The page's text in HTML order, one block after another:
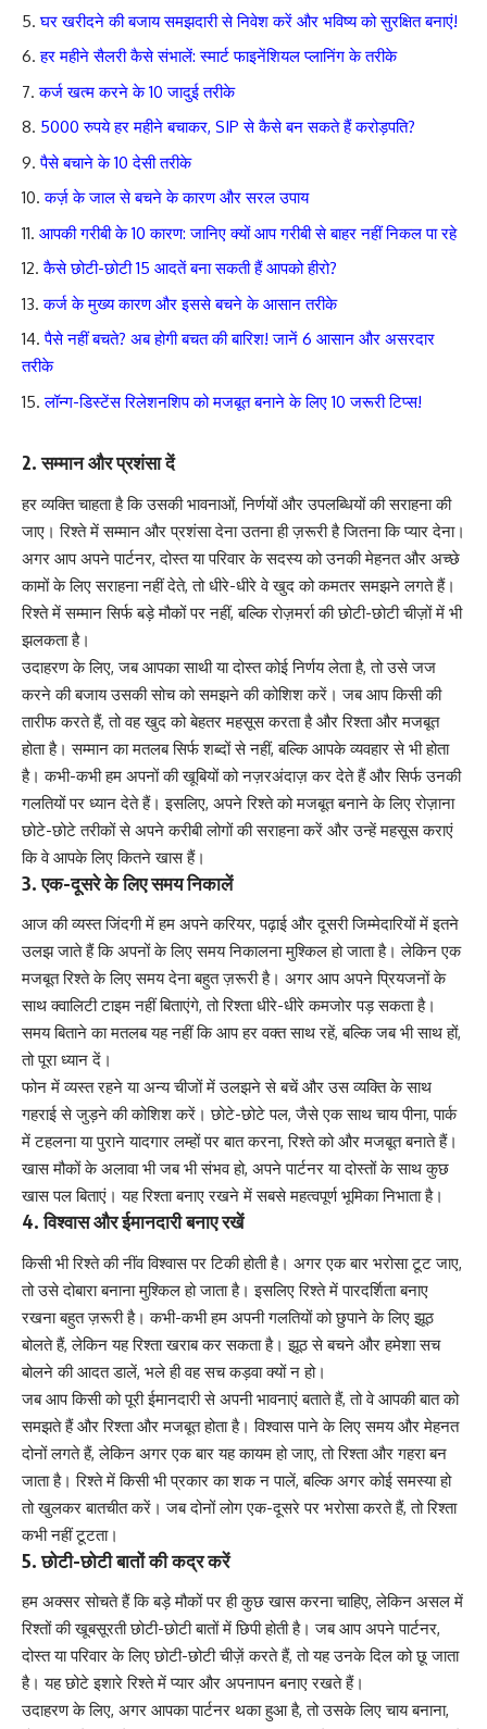
घर खरीदने की बजाय समझदारी से निवेश करें और भविष्य को सुरक्षित बनाएं!
हर महीने सैलरी कैसे संभालें: स्मार्ट फाइनेंशियल प्लानिंग के तरीके
कर्ज खत्म करने के 10 जादुई तरीके
5000 रुपये हर महीने बचाकर, SIP से कैसे बन सकते हैं करोड़पति?
पैसे बचाने के 10 देसी तरीके
कर्ज़ के जाल से बचने के कारण और सरल उपाय
आपकी गरीबी के 10 कारण: जानिए क्यों आप गरीबी से बाहर नहीं निकल पा रहे
कैसे छोटी-छोटी 15 आदतें बना सकती हैं आपको हीरो?
कर्ज के मुख्य कारण और इससे बचने के आसान तरीके
पैसे नहीं बचते? अब होगी बचत की बारिश! जानें 6 आसान और असरदार
तरीके
लॉन्ग-डिस्टेंस रिलेशनशिप को मजबूत बनाने के लिए 10 जरूरी टिप्स!
2. सम्मान और प्रशंसा दें
हर व्यक्ति चाहता है कि उसकी भावनाओं, निर्णयों और उपलब्धियों की सराहना की
जाए। रिश्ते में सम्मान और प्रशंसा देना उतना ही ज़रूरी है जितना कि प्यार देना।
अगर आप अपने पार्टनर, दोस्त या परिवार के सदस्य को उनकी मेहनत और अच्छे
कामों के लिए सराहना नहीं देते, तो धीरे-धीरे वे खुद को कमतर समझने लगते हैं।
रिश्ते में सम्मान सिर्फ बड़े मौकों पर नहीं, बल्कि रोज़मर्रा की छोटी-छोटी चीज़ों में भी
झलकता है।
उदाहरण के लिए, जब आपका साथी या दोस्त कोई निर्णय लेता है, तो उसे जज
करने की बजाय उसकी सोच को समझने की कोशिश करें। जब आप किसी की
तारीफ करते हैं, तो वह खुद को बेहतर महसूस करता है और रिश्ता और मजबूत
होता है। सम्मान का मतलब सिर्फ शब्दों से नहीं, बल्कि आपके व्यवहार से भी होता
है। कभी-कभी हम अपनों की खूबियों को नज़रअंदाज़ कर देते हैं और सिर्फ उनकी
गलतियों पर ध्यान देते हैं। इसलिए, अपने रिश्ते को मजबूत बनाने के लिए रोज़ाना
छोटे-छोटे तरीकों से अपने करीबी लोगों की सराहना करें और उन्हें महसूस कराएं
कि वे आपके लिए कितने खास हैं।
3. एक-दूसरे के लिए समय निकालें
आज की व्यस्त जिंदगी में हम अपने करियर, पढ़ाई और दूसरी जिम्मेदारियों में इतने
उलझ जाते हैं कि अपनों के लिए समय निकालना मुश्किल हो जाता है। लेकिन एक
मजबूत रिश्ते के लिए समय देना बहुत ज़रूरी है। अगर आप अपने प्रियजनों के
साथ क्वालिटी टाइम नहीं बिताएंगे, तो रिश्ता धीरे-धीरे कमजोर पड़ सकता है।
समय बिताने का मतलब यह नहीं कि आप हर वक्त साथ रहें, बल्कि जब भी साथ हों,
तो पूरा ध्यान दें।
फोन में व्यस्त रहने या अन्य चीजों में उलझने से बचें और उस व्यक्ति के साथ
गहराई से जुड़ने की कोशिश करें। छोटे-छोटे पल, जैसे एक साथ चाय पीना, पार्क
में टहलना या पुराने यादगार लम्हों पर बात करना, रिश्ते को और मजबूत बनाते हैं।
खास मौकों के अलावा भी जब भी संभव हो, अपने पार्टनर या दोस्तों के साथ कुछ
खास पल बिताएं। यह रिश्ता बनाए रखने में सबसे महत्वपूर्ण भूमिका निभाता है।
4. विश्वास और ईमानदारी बनाए रखें
किसी भी रिश्ते की नींव विश्वास पर टिकी होती है। अगर एक बार भरोसा टूट जाए,
तो उसे दोबारा बनाना मुश्किल हो जाता है। इसलिए रिश्ते में पारदर्शिता बनाए
रखना बहुत ज़रूरी है। कभी-कभी हम अपनी गलतियों को छुपाने के लिए झूठ
बोलते हैं, लेकिन यह रिश्ता खराब कर सकता है। झूठ से बचने और हमेशा सच
बोलने की आदत डालें, भले ही वह सच कड़वा क्यों न हो।
जब आप किसी को पूरी ईमानदारी से अपनी भावनाएं बताते हैं, तो वे आपकी बात को
समझते हैं और रिश्ता और मजबूत होता है। विश्वास पाने के लिए समय और मेहनत
दोनों लगते हैं, लेकिन अगर एक बार यह कायम हो जाए, तो रिश्ता और गहरा बन
जाता है। रिश्ते में किसी भी प्रकार का शक न पालें, बल्कि अगर कोई समस्या हो
तो खुलकर बातचीत करें। जब दोनों लोग एक-दूसरे पर भरोसा करते हैं, तो रिश्ता
कभी नहीं टूटता।
5. छोटी-छोटी बातों की कद्र करें
हम अक्सर सोचते हैं कि बड़े मौकों पर ही कुछ खास करना चाहिए, लेकिन असल में
रिश्तों की खूबसूरती छोटी-छोटी बातों में छिपी होती है। जब आप अपने पार्टनर,
दोस्त या परिवार के लिए छोटी-छोटी चीज़ें करते हैं, तो यह उनके दिल को छू जाता
है। यह छोटे इशारे रिश्ते में प्यार और अपनापन बनाए रखते हैं।
उदाहरण के लिए, अगर आपका पार्टनर थका हुआ है, तो उसके लिए चाय बनाना,